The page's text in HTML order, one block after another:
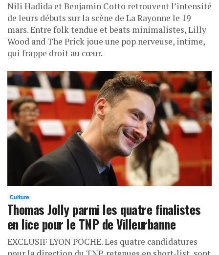
Nili Hadida et Benjamin Cotto retrouvent l’intensité
de leurs débuts sur la scène de La Rayonne le 19
mars. Entre folk tendue et beats minimalistes, Lilly
Wood and The Prick joue une pop nerveuse, intime,
qui frappe droit au cœur.
Culture
Thomas Jolly parmi les quatre finalistes
en lice pour le TNP de Villeurbanne
EXCLUSIF LYON POCHE. Les quatre candidatures